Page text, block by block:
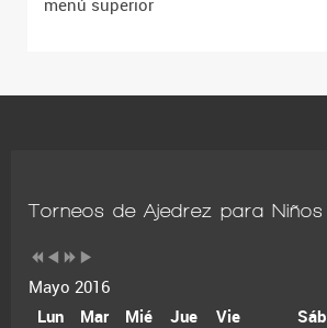
Torneos de Ajedrez para Niños
Mayo 2016
Lun
Mar Mié Jue Vie Sáb